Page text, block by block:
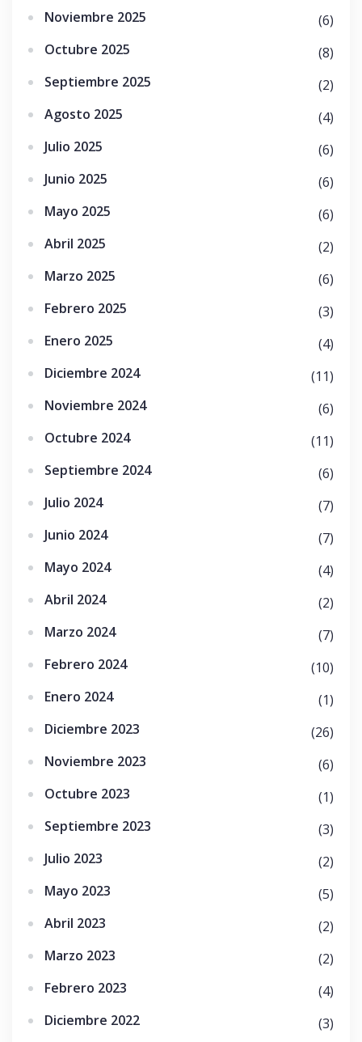
Noviembre 2025
(6)
Octubre 2025
(8)
Septiembre 2025
(2)
Agosto 2025
(4)
Julio 2025
(6)
Junio 2025
(6)
Mayo 2025
(6)
Abril 2025
(2)
Marzo 2025
(6)
Febrero 2025
(3)
Enero 2025
(4)
Diciembre 2024
(11)
Noviembre 2024
(6)
Octubre 2024
(11)
Septiembre 2024
(6)
Julio 2024
(7)
Junio 2024
(7)
Mayo 2024
(4)
Abril 2024
(2)
Marzo 2024
(7)
Febrero 2024
(10)
Enero 2024
(1)
Diciembre 2023
(26)
Noviembre 2023
(6)
Octubre 2023
(1)
Septiembre 2023
(3)
Julio 2023
(2)
Mayo 2023
(5)
Abril 2023
(2)
Marzo 2023
(2)
Febrero 2023
(4)
Diciembre 2022
(3)